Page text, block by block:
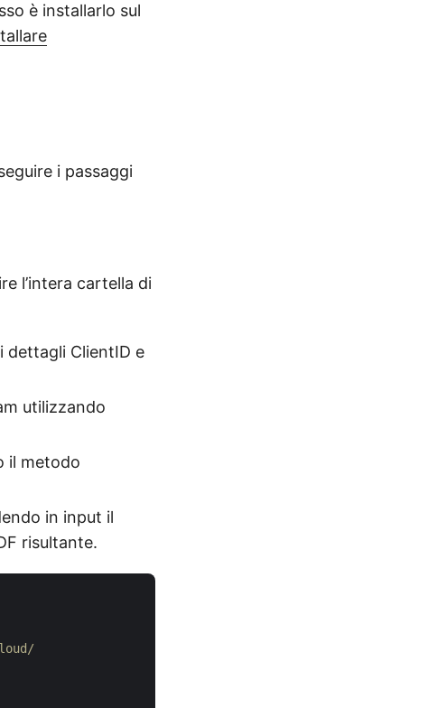
è installarlo sul
i passaggi
l’intera cartella di
dettagli ClientID e
utilizzando
il metodo
in input il
risultante.